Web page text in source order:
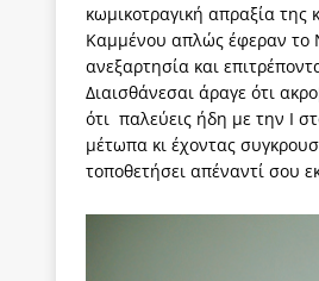
κωμικοτραγική απραξία
Καμμένου απλώς έφεραν το
ανεξαρτησία και
Διαισθάνεσαι άραγε ότι
ότι παλεύεις ήδη με την Ι
μέτωπα κι έχοντας
τοποθετήσει απέναντί σου